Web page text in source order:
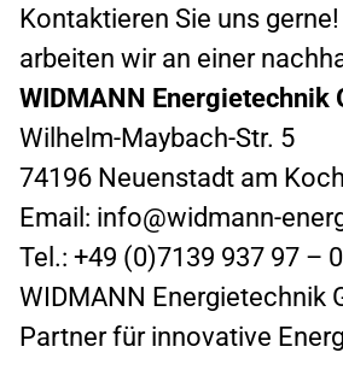
Kontaktieren Sie uns
arbeiten wir an einer
WIDMANN Energietechnik
Wilhelm-Maybach-Str. 5
74196 Neuenstadt am
Email: info@widmann-
Tel.: +49 (0)7139 937 97 – 0
WIDMANN Energietechnik
Partner für innovative